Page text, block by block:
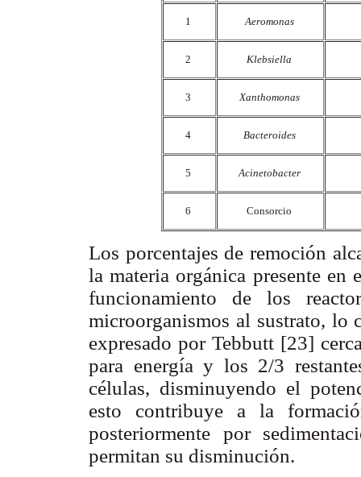
1 Aeromonas
2 Klebsiella
3 Xanthomonas
4 Bacteroides
5 Acinetobacter
6 Consorcio
Los porcentajes de remoción
la materia orgánica presente en
funcionamiento de los
microorganismos al sustrato, lo
expresado por Tebbutt [23]
para energía y los 2/3
células, disminuyendo el
esto contribuye a la
posteriormente por
permitan su disminución.